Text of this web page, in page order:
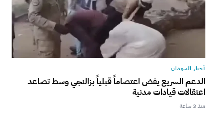
أخبار السودان
الدعم السريع يفض اعتصاماً قبلياً بزالنجي وسط تصاعد
اعتقالات قيادات مدنية
منذ 3 ساعة